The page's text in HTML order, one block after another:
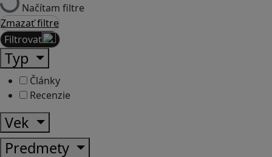
Načítam filtre
Zmazať filtre
Filtrovať
Typ
Články
Recenzie
Vek
Predmety